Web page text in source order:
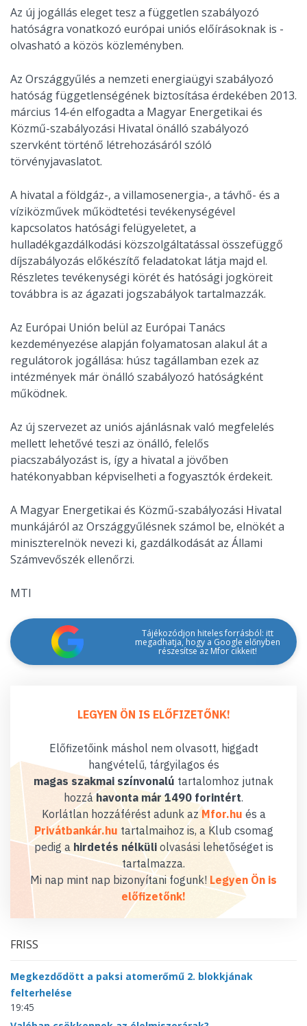
Az új jogállás eleget tesz a független szabályozó
hatóságra vonatkozó európai uniós előírásoknak is -
olvasható a közös közleményben.
Az Országgyűlés a nemzeti energiaügyi szabályozó
hatóság függetlenségének biztosítása érdekében 2013.
március 14-én elfogadta a Magyar Energetikai és
Közmű-szabályozási Hivatal önálló szabályozó
szervként történő létrehozásáról szóló
törvényjavaslatot.
A hivatal a földgáz-, a villamosenergia-, a távhő- és a
víziközművek működtetési tevékenységével
kapcsolatos hatósági felügyeletet, a
hulladékgazdálkodási közszolgáltatással összefüggő
díjszabályozás előkészítő feladatokat látja majd el.
Részletes tevékenységi körét és hatósági jogköreit
továbbra is az ágazati jogszabályok tartalmazzák.
Az Európai Unión belül az Európai Tanács
kezdeményezése alapján folyamatosan alakul át a
regulátorok jogállása: húsz tagállamban ezek az
intézmények már önálló szabályozó hatóságként
működnek.
Az új szervezet az uniós ajánlásnak való megfelelés
mellett lehetővé teszi az önálló, felelős
piacszabályozást is, így a hivatal a jövőben
hatékonyabban képviselheti a fogyasztók érdekeit.
A Magyar Energetikai és Közmű-szabályozási Hivatal
munkájáról az Országgyűlésnek számol be, elnökét a
miniszterelnök nevezi ki, gazdálkodását az Állami
Számvevőszék ellenőrzi.
MTI
Tájékozódjon hiteles forrásból: itt
megadhatja, hogy a Google előnyben
részesítse az Mfor cikkeit!
LEGYEN ÖN IS ELŐFIZETŐNK!
Előfizetőink máshol nem olvasott, higgadt
hangvételű, tárgyilagos és
magas szakmai színvonalú tartalomhoz jutnak
hozzáhavonta már 1490 forintért.
Korlátlan hozzáférést adunk az Mfor.hu és a
Privátbankár.hu tartalmaihoz is, a Klub csomag
pedig a hirdetés nélküliolvasási lehetőséget is
tartalmazza.
Mi nap mint nap bizonyítani fogunk! Legyen Ön is
előfizetőnk!
FRISS
Megkezdődött a paksi atomerőmű 2. blokkjának
felterhelése
19:45